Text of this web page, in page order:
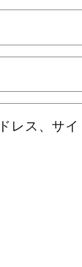
ス、サイ